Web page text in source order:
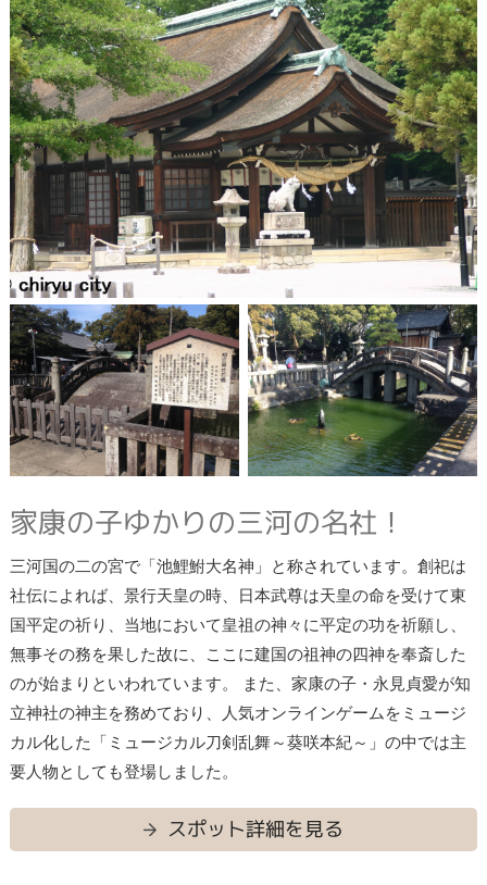
家康の子ゆかりの三河の名社！
三河国の二の宮で「池鯉鮒大名神」と称されています。創祀は
社伝によれば、景行天皇の時、日本武尊は天皇の命を受けて東
国平定の祈り、当地において皇祖の神々に平定の功を祈願し、
無事その務を果した故に、ここに建国の祖神の四神を奉斎した
のが始まりといわれています。 また、家康の子・永見貞愛が知
立神社の神主を務めており、人気オンラインゲームをミュージ
カル化した「ミュージカル刀剣乱舞～葵咲本紀～」の中では主
要人物としても登場しました。
スポット詳細を見る